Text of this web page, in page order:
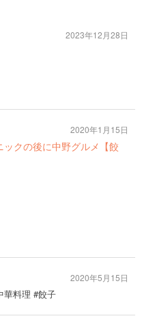
2023年12月28日
ックの後に中野グルメ【餃
2020年1月15日
華料理 #餃子
2020年5月15日